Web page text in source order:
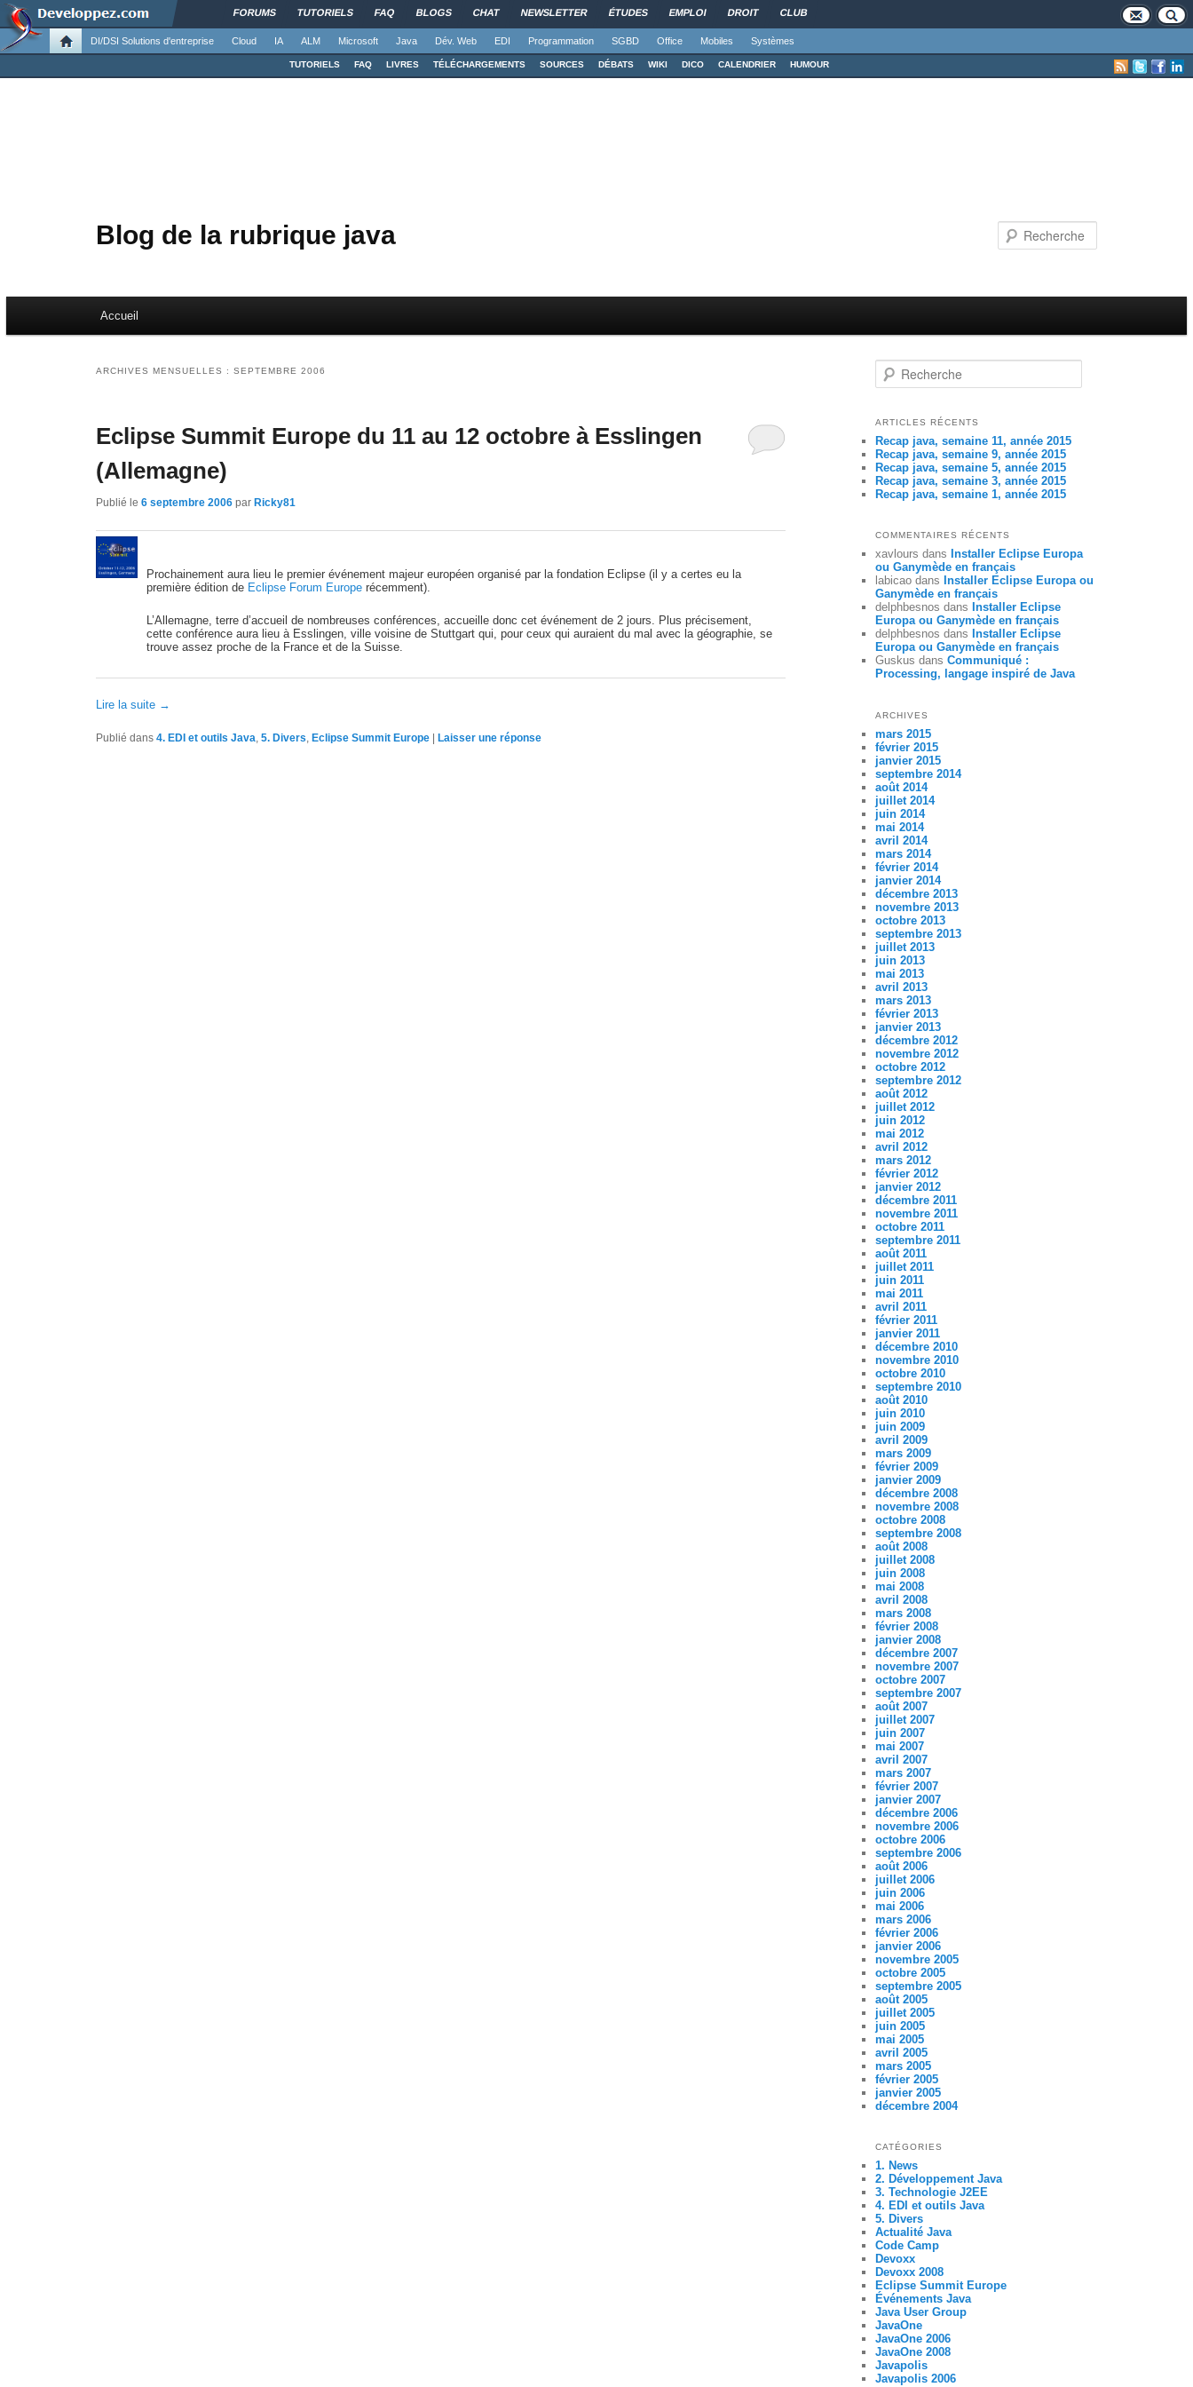
FORUMS TUTORIELS FAQ BLOGS CHAT NEWSLETTER ÉTUDES EMPLOI DROIT CLUB
DI/DSI Solutions d'entreprise Cloud IA ALM Microsoft Java Dév. Web EDI Programmation SGBD Office Mobiles Systèmes
TUTORIELS FAQ LIVRES TÉLÉCHARGEMENTS SOURCES DÉBATS WIKI DICO CALENDRIER HUMOUR
Blog de la rubrique java
Aller au contenu principal
Aller au contenu secondaire
Accueil
ARCHIVES MENSUELLES : SEPTEMBRE 2006
Eclipse Summit Europe du 11 au 12 octobre à Esslingen
(Allemagne)
Publié le 6 septembre 2006 par Ricky81
Prochainement aura lieu le premier événement majeur européen organisé par la fondation Eclipse (il y a certes eu la
première édition de Eclipse Forum Europerécemment).
L’Allemagne, terre d’accueil de nombreuses conférences, accueille donc cet événement de 2 jours. Plus précisement,
cette conférence aura lieu à Esslingen, ville voisine de Stuttgart qui, pour ceux qui auraient du mal avec la géographie, se
trouve assez proche de la France et de la Suisse.
Lire la suite →
Publié dans 4. EDI et outils Java, 5. Divers, Eclipse Summit Europe Laisser une réponse
Recherche
ARTICLES RÉCENTS
Recap java, semaine 11, année 2015
Recap java, semaine 9, année 2015
Recap java, semaine 5, année 2015
Recap java, semaine 3, année 2015
Recap java, semaine 1, année 2015
COMMENTAIRES RÉCENTS
xavlours dans Installer Eclipse Europa
ou Ganymède en français
labicao dans Installer Eclipse Europa ou
Ganymède en français
delphbesnos dans Installer Eclipse
Europa ou Ganymède en français
delphbesnos dans Installer Eclipse
Europa ou Ganymède en français
Guskus dansCommuniqué :
Processing, langage inspiré de Java
ARCHIVES
mars 2015
février 2015
janvier 2015
septembre 2014
août 2014
juillet 2014
juin 2014
mai 2014
avril 2014
mars 2014
février 2014
janvier 2014
décembre 2013
novembre 2013
octobre 2013
septembre 2013
juillet 2013
juin 2013
mai 2013
avril 2013
mars 2013
février 2013
janvier 2013
décembre 2012
novembre 2012
octobre 2012
septembre 2012
août 2012
juillet 2012
juin 2012
mai 2012
avril 2012
mars 2012
février 2012
janvier 2012
décembre 2011
novembre 2011
octobre 2011
septembre 2011
août 2011
juillet 2011
juin 2011
mai 2011
avril 2011
février 2011
janvier 2011
décembre 2010
novembre 2010
octobre 2010
septembre 2010
août 2010
juin 2010
juin 2009
avril 2009
mars 2009
février 2009
janvier 2009
décembre 2008
novembre 2008
octobre 2008
septembre 2008
août 2008
juillet 2008
juin 2008
mai 2008
avril 2008
mars 2008
février 2008
janvier 2008
décembre 2007
novembre 2007
octobre 2007
septembre 2007
août 2007
juillet 2007
juin 2007
mai 2007
avril 2007
mars 2007
février 2007
janvier 2007
décembre 2006
novembre 2006
octobre 2006
septembre 2006
août 2006
juillet 2006
juin 2006
mai 2006
mars 2006
février 2006
janvier 2006
novembre 2005
octobre 2005
septembre 2005
août 2005
juillet 2005
juin 2005
mai 2005
avril 2005
mars 2005
février 2005
janvier 2005
décembre 2004
CATÉGORIES
1. News
2. Développement Java
3. Technologie J2EE
4. EDI et outils Java
5. Divers
Actualité Java
Code Camp
Devoxx
Devoxx 2008
Eclipse Summit Europe
Événements Java
Java User Group
JavaOne
JavaOne 2006
JavaOne 2008
Javapolis
Javapolis 2006